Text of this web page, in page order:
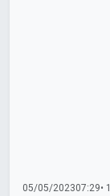
05/05/202307:29•